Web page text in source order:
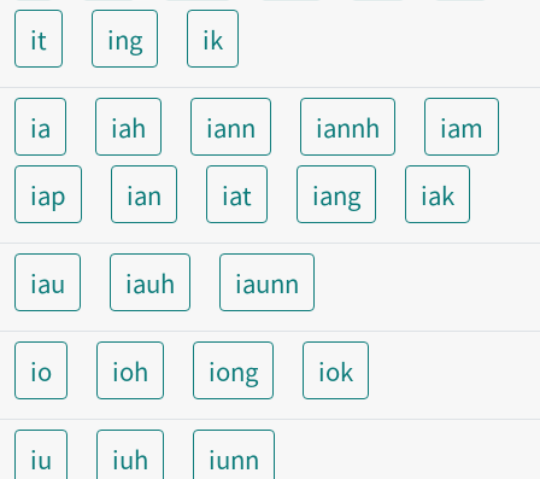
it
ing ik
ia iah iann iannh
iam
iap
ian iat iang iak
iau iauh iaunn
io ioh iong iok
iu iuh iunn